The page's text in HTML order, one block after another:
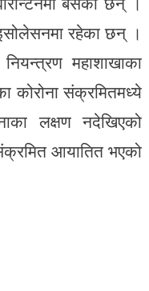
रहेका छन् ।
महाशाखाका
कोरोना संक्रमितमध्ये
लक्षण नदेखिएको
आयातित भएको